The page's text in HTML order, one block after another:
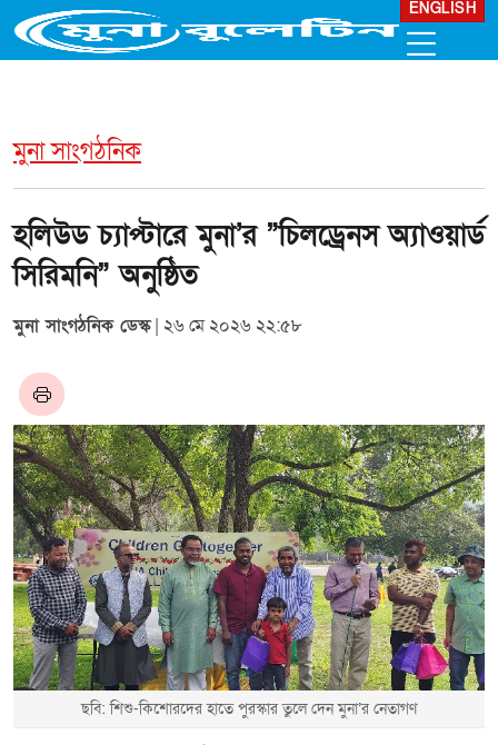
ENGLISH
মুনা সাংগঠনিক
হলিউড চ্যাপ্টারে মুনা’র ”চিলড্রেনস অ্যাওয়ার্ড
সিরিমনি” অনুষ্ঠিত
মুনা সাংগঠনিক ডেস্ক| ২৬ মে ২০২৬ ২২:৫৮
ছবি: শিশু-কিশোরদের হাতে পুরস্কার তুলে দেন মুনা’র নেতাগণ